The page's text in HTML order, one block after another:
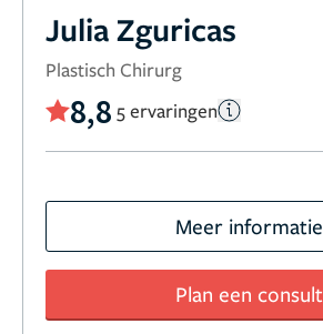
Julia Zguricas
Plastisch Chirurg
8,8 5 ervaringen
Meer informatie
Plan een consult